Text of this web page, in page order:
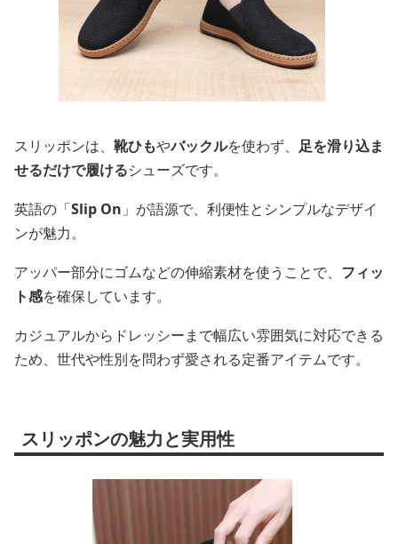
スリッポンは、 靴ひもやバックルを使わず、 足を滑り込ま
せるだけで履けるシューズです。
英語の「Slip On 」が語源で、利便性とシンプルなデザイ
ンが魅力。
アッパー部分にゴムなどの伸縮素材を使うことで、 フィッ
ト感を確保しています。
カジュアルからドレッシーまで幅広い雰囲気に対応できる
ため、世代や性別を問わず愛される定番アイテムです。
スリッポンの魅力と実用性